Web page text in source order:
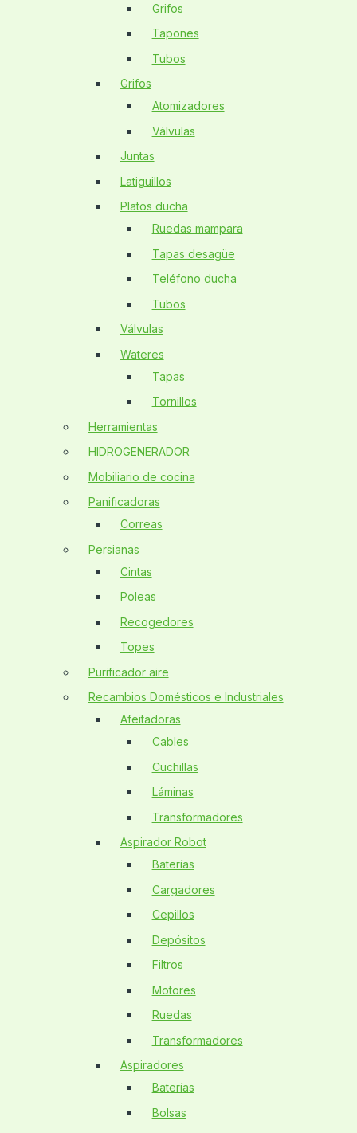
Grifos
Tapones
Tubos
Grifos
Atomizadores
Válvulas
Juntas
Latiguillos
Platos ducha
Ruedas mampara
Tapas desagüe
Teléfono ducha
Tubos
Válvulas
Wateres
Tapas
Tornillos
Herramientas
HIDROGENERADOR
Mobiliario de cocina
Panificadoras
Correas
Persianas
Cintas
Poleas
Recogedores
Topes
Purificador aire
Recambios Domésticos e Industriales
Afeitadoras
Cables
Cuchillas
Láminas
Transformadores
Aspirador Robot
Baterías
Cargadores
Cepillos
Depósitos
Filtros
Motores
Ruedas
Transformadores
Aspiradores
Baterías
Bolsas